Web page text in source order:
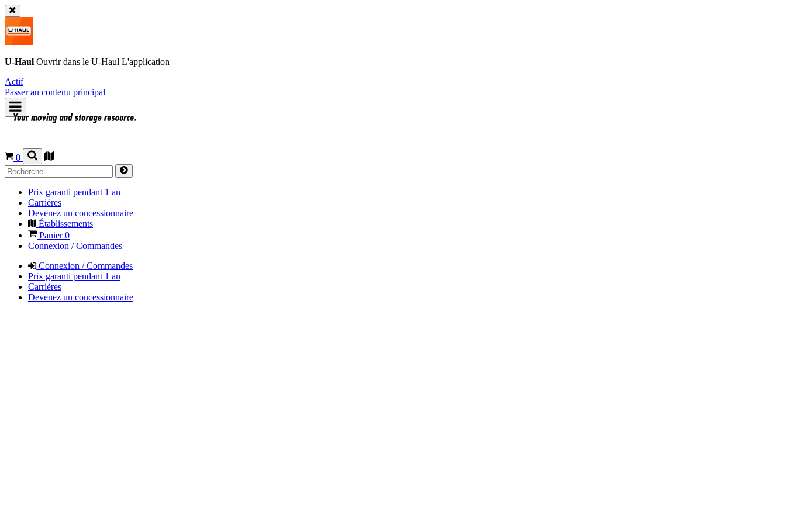
U-Haul Ouvrir dans le U-Haul L'application
Actif
Passer au contenu principal
0
Prix garanti pendant 1 an
Carrières
Devenez un concessionnaire
Établissements
Panier0
Connexion / Commandes
Connexion / Commandes
Prix garanti pendant 1 an
Carrières
Devenez un concessionnaire